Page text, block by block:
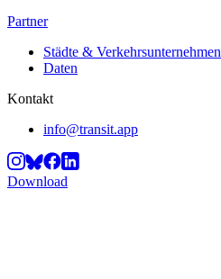
Partner
Städte & Verkehrsunternehmen
Daten
Kontakt
info@transit.app
Download